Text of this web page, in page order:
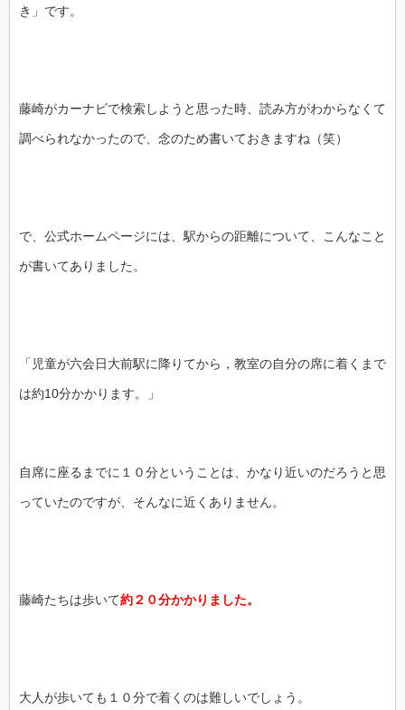
き」です。
藤崎がカーナビで検索しようと思った時、読み方がわからなくて
調べられなかったので、念のため書いておきますね（笑）
で、公式ホームページには、駅からの距離について、こんなこと
が書いてありました。
「児童が六会日大前駅に降りてから，教室の自分の席に着くまで
は約10分かかります。」
自席に座るまでに１０分ということは、かなり近いのだろうと思
っていたのですが、そんなに近くありません。
藤崎たちは歩いて約２０分かかりました。
大人が歩いても１０分で着くのは難しいでしょう。